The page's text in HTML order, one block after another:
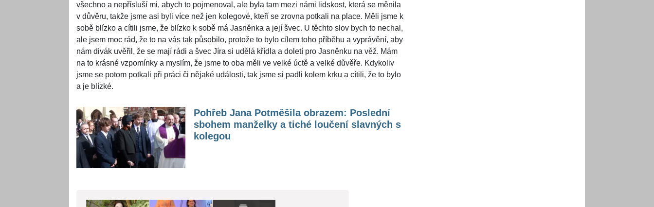
všechno a nepřísluší mi, abych to pojmenoval, ale byla tam mezi námi lidskost, která se měnila
v důvěru, takže jsme asi byli více než jen kolegové, kteří se zrovna potkali na place. Měli jsme k
sobě blízko a cítili jsme, že blízko k sobě má Jasněnka a její švec. U těchto slov bych to nechal,
ale jsem moc rád, že to na vás tak působilo, protože to bylo cílem toho příběhu a vyprávění, aby
nám divák uvěřil, že se mají rádi a švec Jíra si udělá křídla a doletí pro Jasněnku na věž. Mám
na to krásné vzpomínky a myslím, že jsme to oba měli ve velké úctě a velké důvěře. Kdykoliv
jsme se potom potkali při práci či nějaké události, tak jsme si padli kolem krku a cítili, že to bylo
a je blízké.
Pohřeb Jana Potměšila obrazem: Poslední
sbohem manželky a tiché loučení slavných s
kolegou